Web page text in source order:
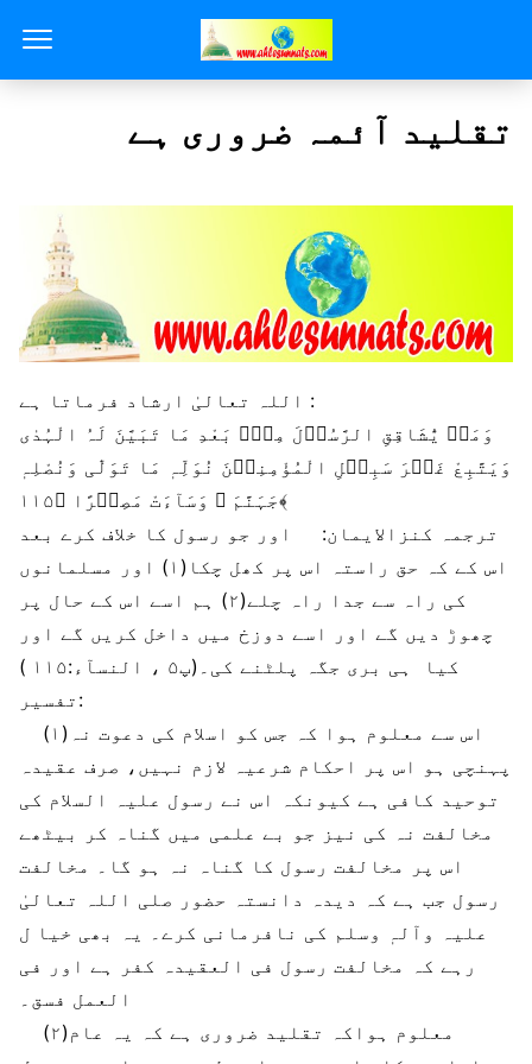
تقليد آئمہ ضروری ہے
اللہ تعالیٰ ارشاد فرماتا ہے :
وَمَنۡ یُّشَاقِقِ الرَّسُوۡلَ مِنۡۢ بَعْدِ مَا تَبَیَّنَ لَہُ الْہُدٰی
وَیَتَّبِعْ غَیۡرَ سَبِیۡلِ الْمُؤْمِنِیۡنَ نُوَلِّہٖ مَا تَوَلّٰی وَنُصْلِہٖ
جَہَنَّمَ ؕ وَسَآءَتْ مَصِیۡرًا ﴿۱۱۵﴾
ترجمہ کنزالایمان: اور جو رسول کا خلاف کرے بعد
اس کے کہ حق راستہ اس پر کھل چکا(۱) اور مسلمانوں
کی راہ سے جدا راہ چلے(۲) ہم اسے اس کے حال پر
چھوڑ ديں گے اور اسے دوزخ ميں داخل کريں گے اور
کيا ہی بری جگہ پلٹنے کی۔(پ۵ ، النسآء:۱۱۵ )
تفسير:
(۱)اس سے معلوم ہوا کہ جس کو اسلام کی دعوت نہ
پہنچی ہو اس پر احکام شرعيہ لازم نہيں، صرف عقيدہ
توحيد کافی ہے کيونکہ اس نے رسول علیہ السلام کی
مخالفت نہ کی نيز جو بے علمی ميں گناہ کر بیٹھے
اس پر مخالفت رسول کا گناہ نہ ہو گا۔ مخالفت
رسول جب ہے کہ ديدہ دانستہ حضور صلی اللہ تعالیٰ
عليہ وآلہٖ وسلم کی نافرمانی کرے۔ يہ بھی خيا ل
رہے کہ مخالفت رسول فی العقيدہ کفر ہے اور فی
(۲)معلوم ہواکہ تقليد ضروری ہے کہ يہ عام